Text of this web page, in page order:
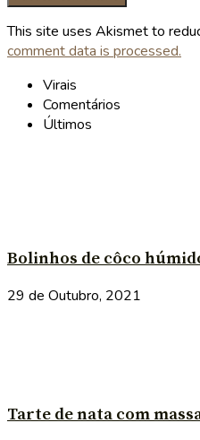
This site uses Akismet to
comment data is processed.
Virais
Comentários
Últimos
Bolinhos de côco
29 de Outubro, 2021
Tarte de nata com